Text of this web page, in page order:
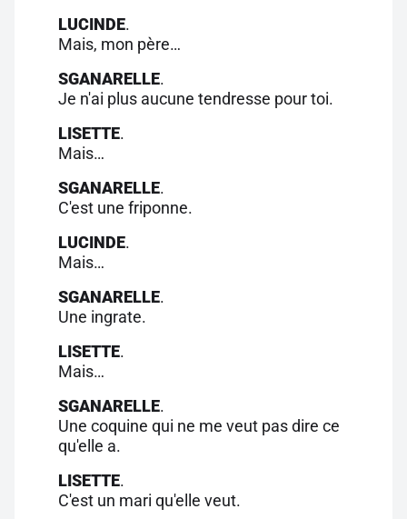
LUCINDE.
Mais, mon père…
SGANARELLE.
Je n'ai plus aucune tendresse pour toi.
LISETTE.
Mais…
SGANARELLE.
C'est une friponne.
LUCINDE.
Mais…
SGANARELLE.
Une ingrate.
LISETTE.
Mais…
SGANARELLE.
Une coquine qui ne me veut pas dire ce
qu'elle a.
LISETTE.
C'est un mari qu'elle veut.